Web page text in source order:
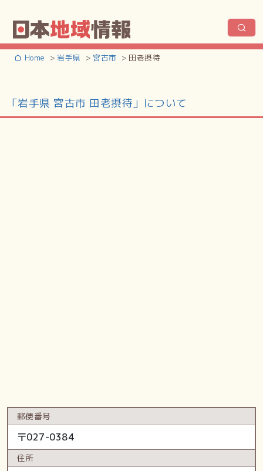
Home 岩手県 宮古市 田老摂待
「岩手県 宮古市 田老摂待」について
郵便番号
〒027-0384
住所